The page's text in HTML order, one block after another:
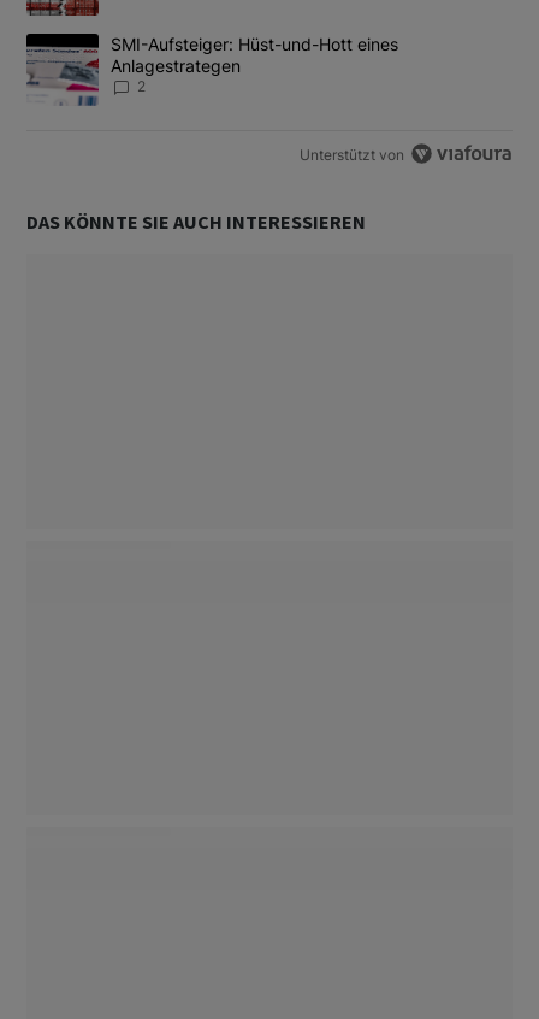
Ein Trendartikel mit dem Titel "SMI-Aufsteiger: Hüst-und-Hott
SMI-Aufsteiger: Hüst-und-Hott eines
Anlagestrategen
2
Unterstützt von
DAS KÖNNTE SIE AUCH INTERESSIEREN